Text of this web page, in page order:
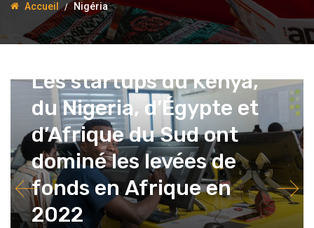
Accueil Nigéria
Les startups du Kenya,
du Nigeria, d’Égypte et
d’Afrique du Sud ont
dominé les levées de
fonds en Afrique en
2022